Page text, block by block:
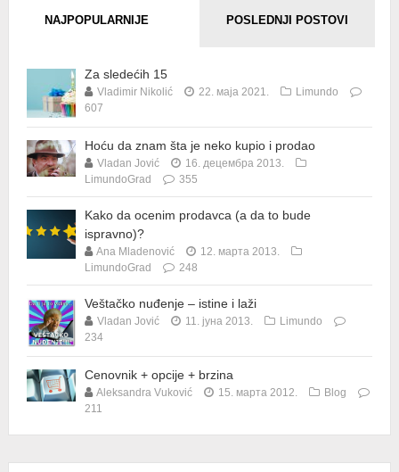
NAJPOPULARNIJE POSLEDNJI POSTOVI
Za sledećih 15
Vladimir Nikolić 22. маја 2021.
Limundo
607
Hoću da znam šta je neko kupio i prodao
Vladan Jović
16. децембра 2013.
LimundoGrad
355
Kako da ocenim prodavca (a da to bude
ispravno)?
Ana Mladenović
12. марта 2013.
LimundoGrad
248
Veštačko nuđenje – istine i laži
Vladan Jović 11. јуна 2013.
Limundo
234
Cenovnik + opcije + brzina
Aleksandra Vuković 15. марта 2012.
Blog
211